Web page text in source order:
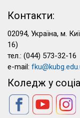
Контакти:
02094, Україна, м.
16)
тел.: (044) 573-32-16
e-mail:
Коледж у